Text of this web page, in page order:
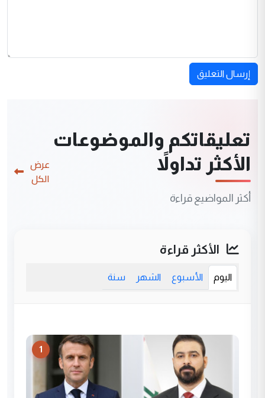
إرسال التعليق
تعليقاتكم والموضوعات
الأكثر تداولاً
أكثر المواضيع قراءة
عرض
الكل
الأكثر قراءة
اليوم الأسبوع الشهر سنة
1